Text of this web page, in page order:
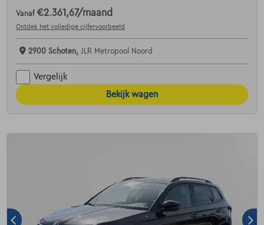
Vanaf €2.361,67/maand
Ontdek het volledige cijfervoorbeeld
2900 Schoten, JLR Metropool Noord
Vergelijk
Bekijk wagen